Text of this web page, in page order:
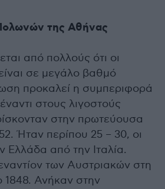
της Αθήνας
από πολλούς ότι οι
σε μεγάλο βαθμό
προκαλεί η συμπεριφορά
στους λιγοστούς
στην πρωτεύουσα
Ήταν περίπου 25 – 30, οι
Ελλάδα από την Ιταλία.
των Αυστριακών στη
1848. Ανήκαν στην